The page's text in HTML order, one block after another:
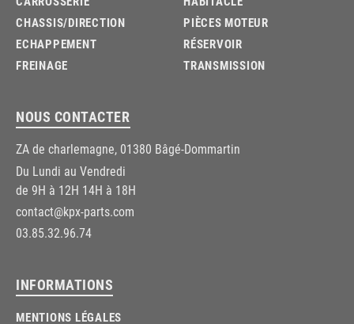
CHASSIS/DIRECTION
ECHAPPEMENT
FREINAGE
PIÈCES MOTEUR
RÉSERVOIR
TRANSMISSION
NOUS CONTACTER
ZA de charlemagne, 01380 Bâgé-Dommartin
Du Lundi au Vendredi
de 9H à 12H 14H à 18H
contact@kpx-parts.com
03.85.32.96.74
INFORMATIONS
MENTIONS LÉGALES